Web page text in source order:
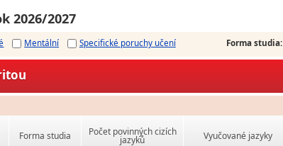
2026/2027
Mentální Specifické poruchy učení Forma studia:
Forma studia Počet povinných cizích
jazyků Vyučované jazyky